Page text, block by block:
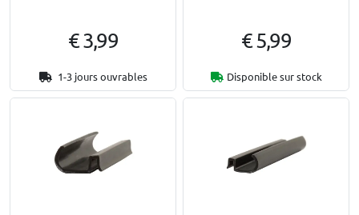
€ 3,99
1-3 jours ouvrables
€ 5,99
Disponible sur stock